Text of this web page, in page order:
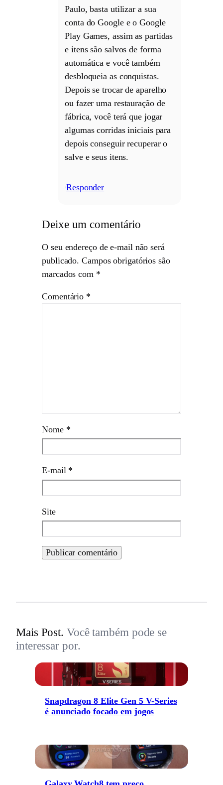
Paulo, basta utilizar a sua
conta do Google e o Google
Play Games, assim as partidas
e itens são salvos de forma
automática e você também
desbloqueia as conquistas.
Depois se trocar de aparelho
ou fazer uma restauração de
fábrica, você terá que jogar
algumas corridas iniciais para
depois conseguir recuperar o
salve e seus itens.
Responder
Deixe um comentário
O seu endereço de e-mail não será
publicado. Campos obrigatórios são
marcados com *
Comentário *
Nome *
E-mail *
Site
Mais Post. Você também pode se
interessar por.
Snapdragon 8 Elite Gen 5 V-Series
é anunciado focado em jogos